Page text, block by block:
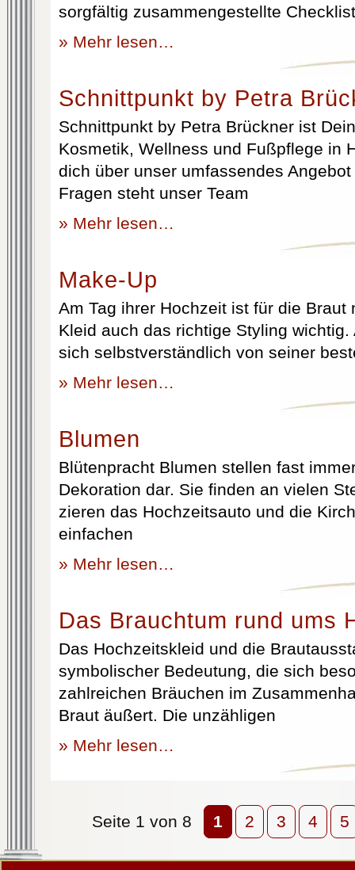
sorgfältig zusammengestellte
» Mehr lesen…
Schnittpunkt by Petra
Schnittpunkt by Petra Brückner ist
Kosmetik, Wellness und Fußpflege in
dich über unser umfassendes
Fragen steht unser Team
» Mehr lesen…
Make-Up
Am Tag ihrer Hochzeit ist für die Braut
Kleid auch das richtige Styling
sich selbstverständlich von seiner
» Mehr lesen…
Blumen
Blütenpracht Blumen stellen fast
Dekoration dar. Sie finden an vielen
zieren das Hochzeitsauto und die
einfachen
» Mehr lesen…
Das Brauchtum rund ums
Das Hochzeitskleid und die
symbolischer Bedeutung, die sich
zahlreichen Bräuchen im
Braut äußert. Die unzähligen
» Mehr lesen…
Seite 1 von 8 1 2 3 4 5